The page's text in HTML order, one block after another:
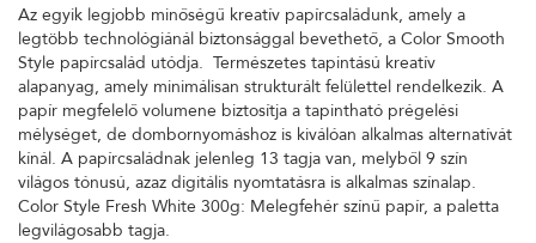
Az egyik legjobb minőségű kreatív papírcsaládunk, amely a
legtöbb technológiánál biztonsággal bevethető, a Color Smooth
Style papírcsalád utódja. Természetes tapintású kreatív
alapanyag, amely minimálisan strukturált felülettel rendelkezik. A
papír megfelelő volumene biztosítja a tapintható prégelési
mélységet, de dombornyomáshoz is kiválóan alkalmas alternatívát
kínál. A papírcsaládnak jelenleg 13 tagja van, melyből 9 szín
világos tónusú, azaz digitális nyomtatásra is alkalmas színalap.
Color Style Fresh White 300g: Melegfehér színű papír, a paletta
legvilágosabb tagja.